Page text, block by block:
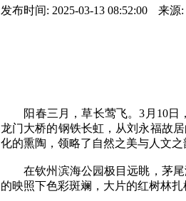
发布时间: 2025-03-13 08:52:00 来源
阳春三月，草长莺飞。3月10日，
龙门大桥的钢铁长虹，从刘永福故
化的熏陶，领略了自然之美与人文之
在钦州滨海公园极目远眺，茅尾
的映照下色彩斑斓，大片的红树林